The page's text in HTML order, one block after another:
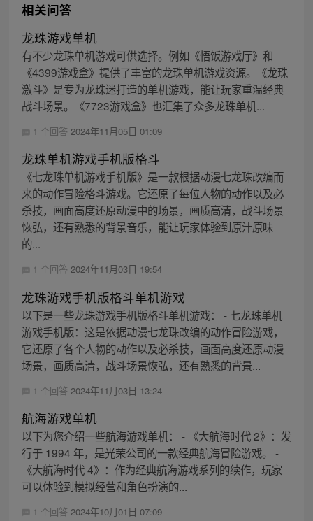
相关问答
龙珠游戏单机
有不少龙珠单机游戏可供选择。例如《悟饭游戏厅》和
《4399游戏盒》提供了丰富的龙珠单机游戏资源。《龙珠
激斗》是专为龙珠迷打造的单机游戏，能让玩家重温经典
战斗场景。《7723游戏盒》也汇集了众多龙珠单机...
1 个回答 2024年11月05日 01:09
龙珠单机游戏手机版格斗
《七龙珠单机游戏手机版》是一款根据动漫七龙珠改编而
来的动作冒险格斗游戏。它还原了每位人物的动作以及必
杀技，画面高度还原动漫中的场景，画质高清，战斗场景
恢弘，还有熟悉的背景音乐，能让玩家体验到原汁原味
的...
1 个回答 2024年11月03日 19:54
龙珠游戏手机版格斗单机游戏
以下是一些龙珠游戏手机版格斗单机游戏： - 七龙珠单机
游戏手机版：这是依据动漫七龙珠改编的动作冒险游戏，
它还原了各个人物的动作以及必杀技，画面高度还原动漫
场景，画质高清，战斗场景恢弘，还有熟悉的背景...
1 个回答 2024年11月03日 13:24
航海游戏单机
以下为您介绍一些航海游戏单机： - 《大航海时代 2》：发
行于 1994 年，是光荣公司的一款经典航海冒险游戏。 -
《大航海时代 4》：作为经典航海游戏系列的续作，玩家
可以体验到模拟经营和角色扮演的...
1 个回答 2024年10月01日 07:09